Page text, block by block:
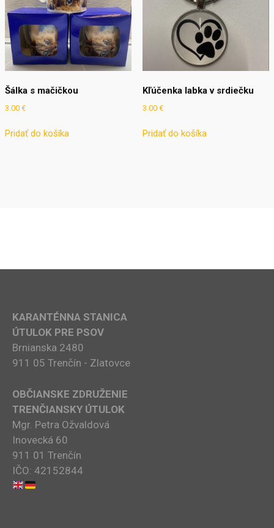
Šálka s mačičkou
3.00 €
Pridať do košíka
Kľúčenka labka v srdiečku
3.00 €
Pridať do košíka
KARANTÉNNA STANICA
ÚTULOK PRE PSOV
Brnianska 2480
911 05 Trenčín - Zlatovce
OBČIANSKE ZDRUŽENIE
TRENČIANSKY ÚTULOK
Mgr. Petra Ožvaldová
Inovecká 60
911 01 Trenčín
IČO: 42152844